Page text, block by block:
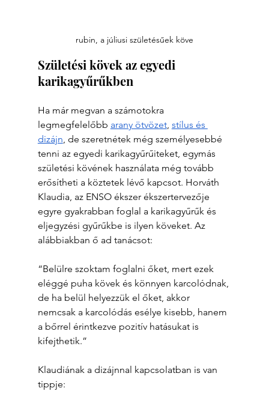
rubin, a júliusi születésűek köve
Születési kövek az egyedi
karikagyűrűkben
Ha már megvan a számotokra
legmegfelelőbb arany ötvözet, stílus és
dizájn, de szeretnétek még személyesebbé
tenni az egyedi karikagyűrűiteket, egymás
születési kövének használata még tovább
erősítheti a köztetek lévő kapcsot. Horváth
Klaudia, az ENSO ékszer ékszertervezője
egyre gyakrabban foglal a karikagyűrűk és
eljegyzési gyűrűkbe is ilyen köveket. Az
alábbiakban ő ad tanácsot:
“Belülre szoktam foglalni őket, mert ezek
eléggé puha kövek és könnyen karcolódnak,
de ha belül helyezzük el őket, akkor
nemcsak a karcolódás esélye kisebb, hanem
a bőrrel érintkezve pozitív hatásukat is
kifejthetik.”
Klaudiának a dizájnnal kapcsolatban is van
tippje: